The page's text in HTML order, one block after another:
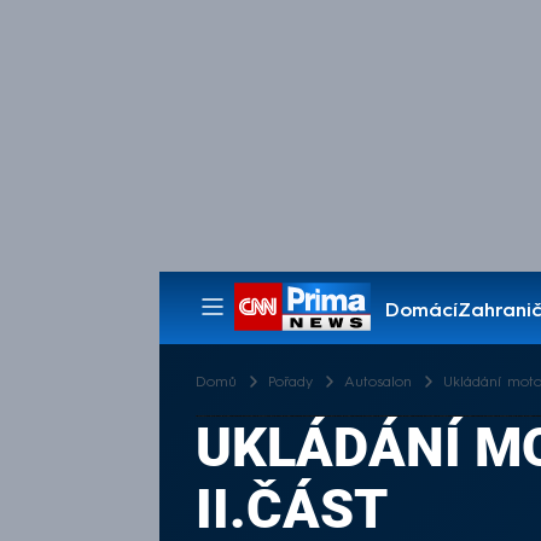
Domácí
Pořady
Domů Pořady Autosalon Ukládání
UKLÁDÁNÍ
II.ČÁST